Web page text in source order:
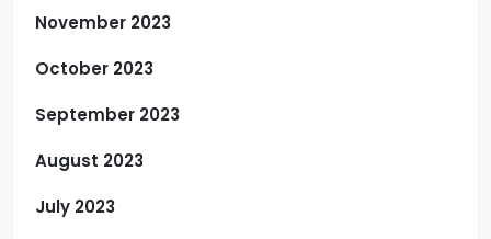
November 2023
October 2023
September 2023
August 2023
July 2023